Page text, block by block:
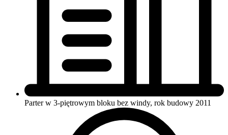
Parter w 3-piętrowym bloku bez windy, rok budowy 2011